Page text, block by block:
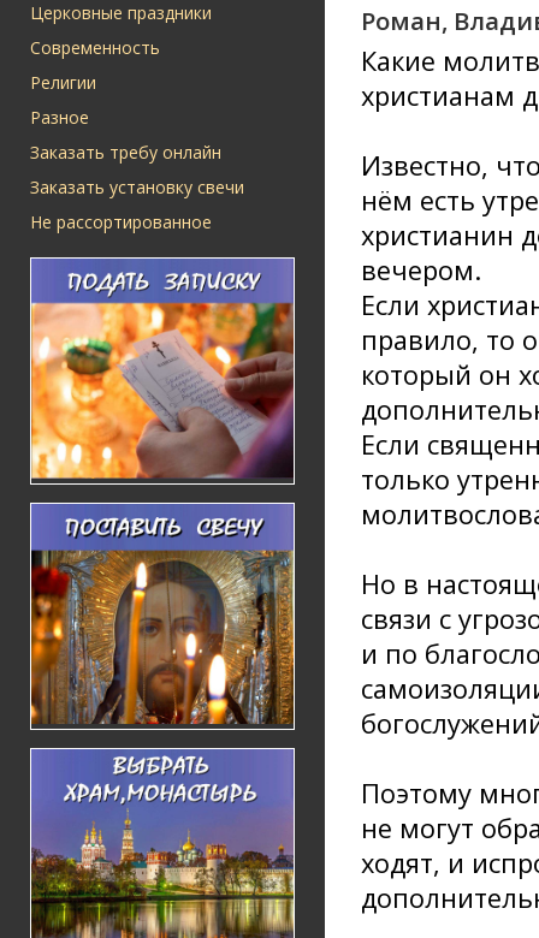
Церковные праздники
Современность
Религии
Разное
Заказать требу онлайн
Заказать установку свечи
Не рассортированное
Роман,
Какие
христианам
Известно,
нём есть
христианин
вечером.
Если
правило, то
который он
Если
только
Но в
связи с
и по
Поэтому
не могут
ходят, и